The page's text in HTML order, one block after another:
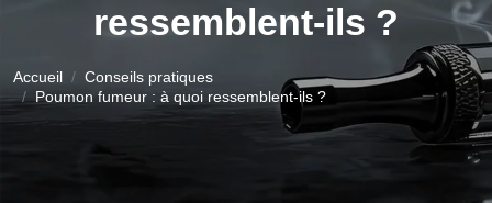
ressemblent-ils ?
Accueil
Conseils pratiques
Poumon fumeur : à quoi ressemblent-ils ?